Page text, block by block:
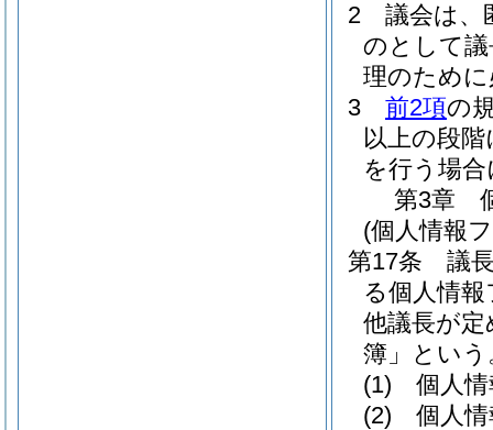
2
議会は、
のとして
理のため
3
前2項の
以上の段
を行う場
第3章
(個人情報
第17条
議
る個人情
他議長が
簿」という
(1)
個人
(2)
個人